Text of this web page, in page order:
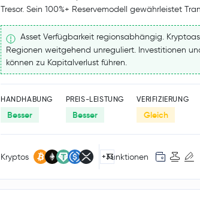
Tresor. Sein 100%+ Reservemodell gewährleistet
Asset Verfügbarkeit regionsabhängig.
Regionen weitgehend unreguliert. Investitionen
können zu Kapitalverlust führen.
HANDHABUNG
Besser
PREIS-LEISTUNG
Besser
VERIFIZIERUNG
Gleich
Kryptos +33Funktionen